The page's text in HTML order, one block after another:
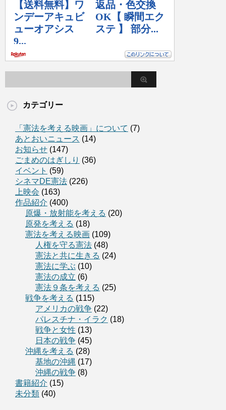
カテゴリー
「憲法を考える映画」について (7)
あとおいニュース (14)
お知らせ (147)
ごまめのはぎしり (36)
イベント (59)
シネマDE憲法 (226)
上映会 (163)
作品紹介 (400)
原爆・放射能を考える (20)
原発を考える (18)
憲法を考える映画 (109)
人権を守る憲法 (48)
憲法と共に生きる (24)
憲法に学ぶ (10)
憲法の成立 (6)
憲法９条を考える (25)
戦争を考える (115)
アメリカの戦争 (22)
パレスチナ・イラク (18)
戦争と女性 (13)
日本の戦争 (45)
沖縄を考える (28)
基地の沖縄 (17)
沖縄の戦争 (8)
書籍紹介 (15)
未分類 (40)